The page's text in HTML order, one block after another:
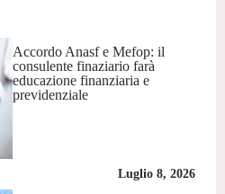
Accordo Anasf e Mefop: il
consulente finaziario farà
educazione finanziaria e
previdenziale
Luglio 8, 2026